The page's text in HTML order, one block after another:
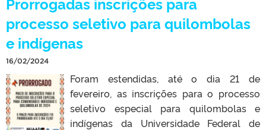
processo seletivo para quilombolas
e indígenas
16/02/2024
Foram estendidas, até o dia 21 de
fevereiro, as inscrições para o processo
seletivo especial para quilombolas e
indígenas da Universidade Federal de